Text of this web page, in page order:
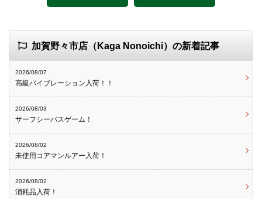
加賀野々市店（Kaga Nonoichi）の新着記事
2026/08/07
高級バイブレーション入荷！！
2026/08/03
サーフシーバスゲーム！
2026/08/02
未使用コアマンルアー入荷！
2026/08/02
消耗品入荷！